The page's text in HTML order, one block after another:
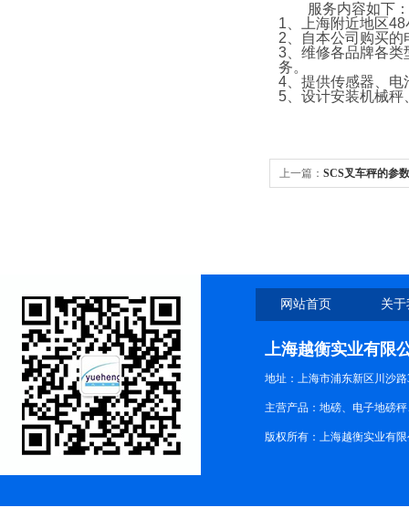
服务内容如下：
1 、上海附近地区48
2 、自本公司购买
3 、维修各品牌各
务。
4 、提供传感器、
5 、设计安装机械
上一篇： SCS叉车秤的参数
网站首页 关
上海越衡实业有限
地址：上海市浦东新区川沙路
主营产品：地磅、电子地磅
版权所有：上海越衡实业有